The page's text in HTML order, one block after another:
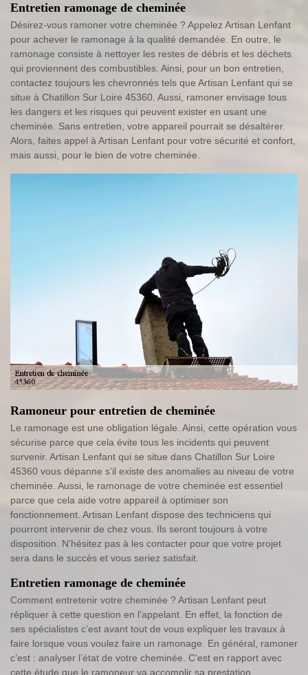
Entretien ramonage de cheminée
Désirez-vous ramoner votre cheminée ? Appelez Artisan Lenfant
pour achever le ramonage à la qualité demandée. En outre, le
ramonage consiste à nettoyer les restes de débris et les déchets
qui proviennent des combustibles. Ainsi, pour un bon entretien,
contactez toujours les chevronnés tels que Artisan Lenfant qui se
situe à Chatillon Sur Loire 45360. Aussi, ramoner envisage tous
les dangers et les risques qui peuvent exister en usant une
cheminée. Sans entretien, votre appareil pourrait se désaltérer.
Alors, faites appel à Artisan Lenfant pour votre sécurité et confort,
mais aussi, pour le bien de votre cheminée.
Ramoneur pour entretien de cheminée
Le ramonage est une obligation légale. Ainsi, cette opération vous
sécurise parce que cela évite tous les incidents qui peuvent
survenir. Artisan Lenfant qui se situe dans Chatillon Sur Loire
45360 vous dépanne s’il existe des anomalies au niveau de votre
cheminée. Aussi, le ramonage de votre cheminée est essentiel
parce que cela aide votre appareil à optimiser son
fonctionnement. Artisan Lenfant dispose des techniciens qui
pourront intervenir de chez vous. Ils seront toujours à votre
disposition. N’hésitez pas à les contacter pour que votre projet
sera dans le succès et vous seriez satisfait.
Entretien ramonage de cheminée
Comment entretenir votre cheminée ? Artisan Lenfant peut
répliquer à cette question en l’appelant. En effet, la fonction de
ses spécialistes c’est avant tout de vous expliquer les travaux à
faire lorsque vous voulez faire un ramonage. En général, ramoner
c’est : analyser l’état de votre cheminée. C’est en rapport avec
cette étude que le ramoneur va accomplir sa prestation.